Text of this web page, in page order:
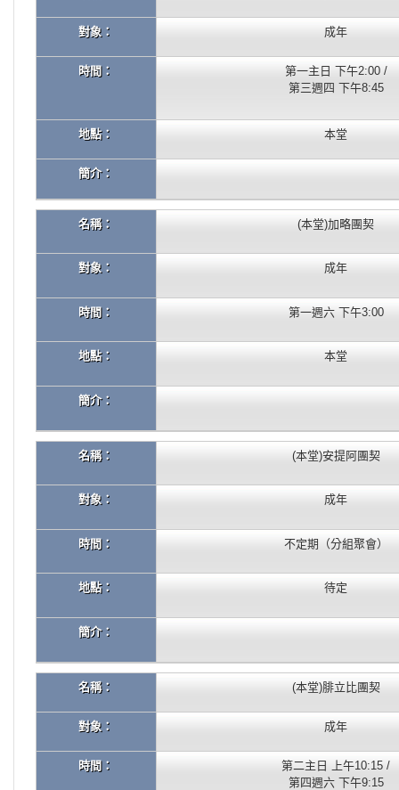
對象： 成年
時間：
第一主日 下午2:00 /
第三週四 下午8:45
地點： 本堂
簡介：
名稱： (本堂)加略團契
對象： 成年
時間： 第一週六 下午3:00
地點： 本堂
簡介：
名稱： (本堂)安提阿團契
對象： 成年
時間： 不定期（分組聚會）
地點： 待定
簡介：
名稱： (本堂)腓立比團契
對象： 成年
時間：
第二主日 上午10:15 /
第四週六 下午9:15